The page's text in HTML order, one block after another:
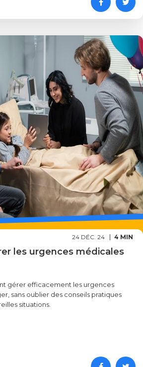
24 DÉC. 24 4 MIN
les urgences médicales
gérer efficacement les urgences
sans oublier des conseils pratiques
situations.